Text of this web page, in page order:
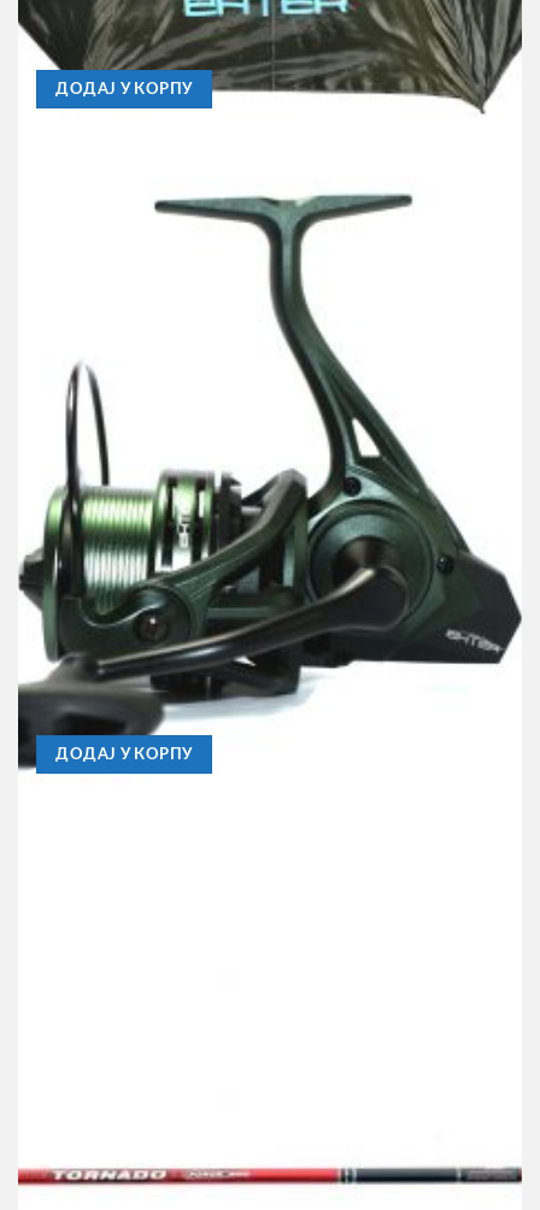
Suncobran Enter 2,2m 13715
3.250,00RSD
ДОДАЈ У КОРПУ
ENTER
Mašinica Enter X-Power 4500
4.300,00RSD
ДОДАЈ У КОРПУ